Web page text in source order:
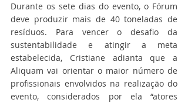
Durante os sete dias do evento, o Fórum
deve produzir mais de 40 toneladas de
resíduos. Para vencer o desafio da
sustentabilidade e atingir a meta
estabelecida, Cristiane adianta que a
Aliquam vai orientar o maior número de
profissionais envolvidos na realização do
evento, considerados por ela “atores